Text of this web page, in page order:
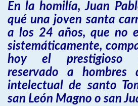
En la homilía, Juan
qué una joven santa
a los 24 años, que no
sistemáticamente,
hoy el prestigioso
reservado a hombres
intelectual de santo
san León Magno o san